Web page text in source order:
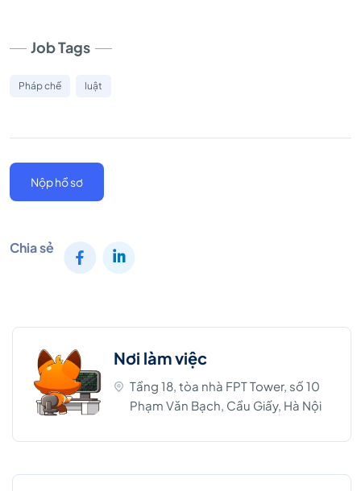
Job Tags
Pháp chế luật
Nộp hồ sơ
Chia sẻ
Nơi làm việc
Tầng 18, tòa nhà FPT Tower, số 10
Phạm Văn Bạch, Cầu Giấy, Hà Nội